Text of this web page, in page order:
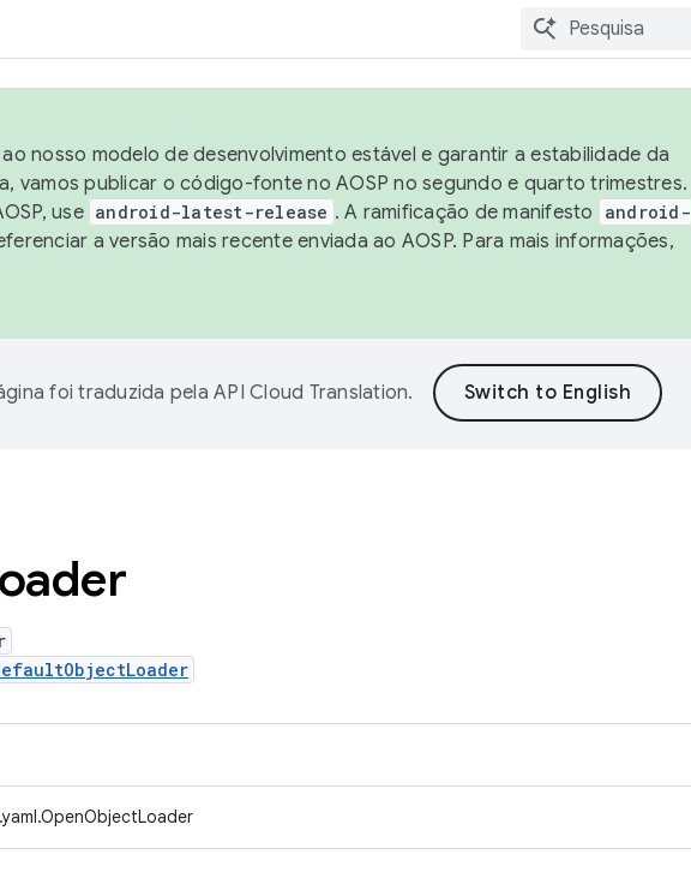
nosso modelo de desenvolvimento estável e garantir a estabilidade da
vamos publicar o código-fonte no AOSP no segundo e quarto trimestres.
use android-latest-release . A ramificação de manifesto
android-
a versão mais recente enviada ao AOSP. Para mais informações,
foi traduzida pela API Cloud Translation.